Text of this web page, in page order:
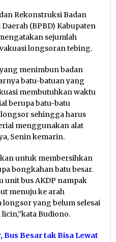
Rekonstruksi Badan
(BPBD) Kabupaten
sejumlah
longsoran tebing.
menimbun badan
batu-batuan yang
membutuhkan waktu
berupa batu-batu
sehingga harus
menggunakan alat
Senin kemarin.
untuk membersihkan
bongkahan batu besar.
unit bus AKDP nampak
menuju ke arah
longsor yang belum selesai
Budiono.
Bus Besar tak Bisa Lewat